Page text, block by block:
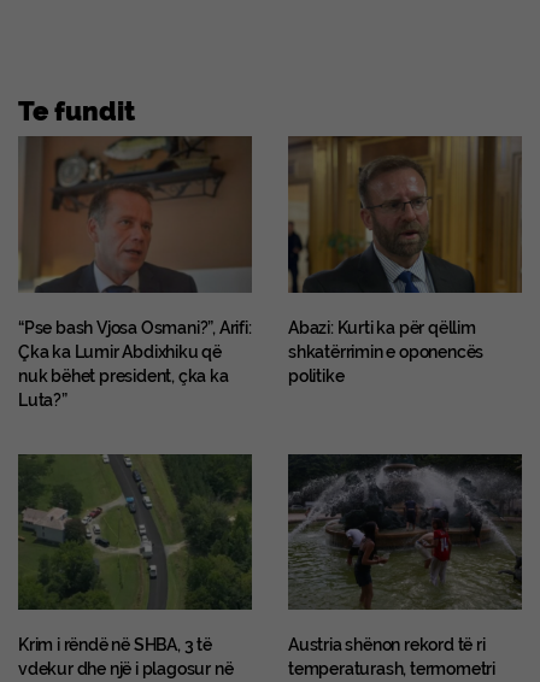
Te fundit
“Pse bash Vjosa Osmani?”, Arifi:
Çka ka Lumir Abdixhiku që
nuk bëhet president, çka ka
Luta?”
Abazi: Kurti ka për qëllim
shkatërrimin e oponencës
politike
Krim i rëndë në SHBA, 3 të
vdekur dhe një i plagosur në
Austria shënon rekord të ri
temperaturash, termometri